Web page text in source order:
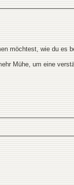
möchtest, wie du es
Mühe, um eine